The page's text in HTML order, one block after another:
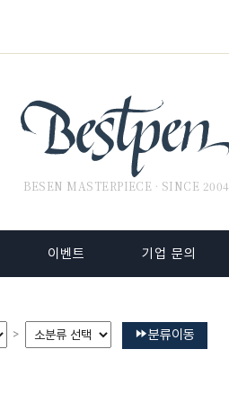
BESEN MASTERPIECE · SINCE 2004
이벤트 기업 문의
> 분류이동